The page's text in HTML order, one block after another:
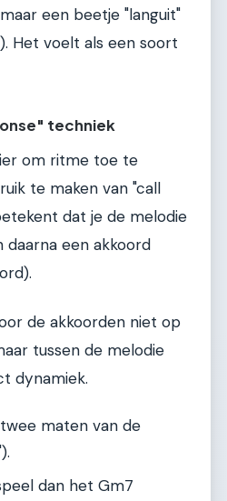
een beetje "languit"
Het voelt als een soort
techniek
om ritme toe te
te maken van "call
dat je de melodie
daarna een akkoord
de akkoorden niet op
tussen de melodie
dynamiek.
maten van de
dan het Gm7